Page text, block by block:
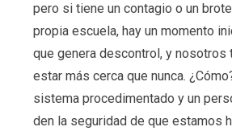
pero si tiene un contagio o un
propia escuela, hay un momento
que genera descontrol, y nosotros
estar más cerca que nunca.
sistema procedimentado y un
den la seguridad de que estamos